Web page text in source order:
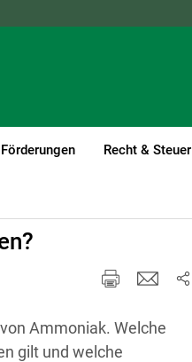
Förderungen Recht & Steuer
Ammoniak. Welche
gilt und welche